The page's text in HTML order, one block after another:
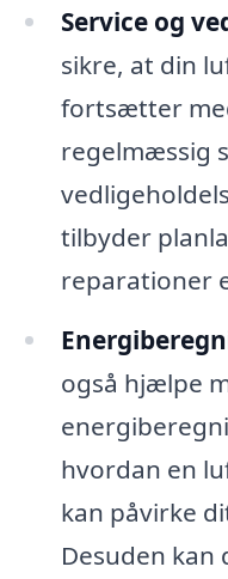
Service og
sikre, at din
fortsætter
regelmæssig
tilbyder
reparationer
også hjælpe
hvordan en
kan påvirke
Desuden